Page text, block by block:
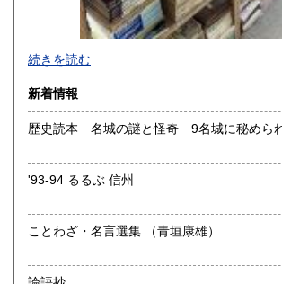
-
沿線名：-
最寄駅：-
営業時間：-
定休日：-
書籍の買取について
取り扱い分野
総記、哲学宗教、歴史、社会科学、自然科学
語国文、外国文学、古典籍、近代文献、趣味
続きを読む
新着情報
歴史読本 名城の謎と怪奇 9名城に秘めら
'93-94 るるぶ 信州
ことわざ・名言選集 （青垣康雄）